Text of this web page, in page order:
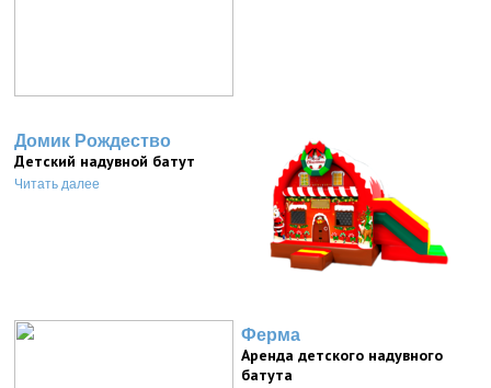
Домик Рождество
Детский надувной батут
Читать далее
Ферма
Аренда детского надувного
батута